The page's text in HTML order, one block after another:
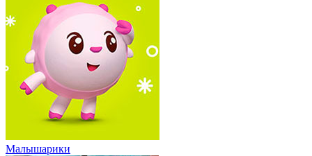
Малышарики